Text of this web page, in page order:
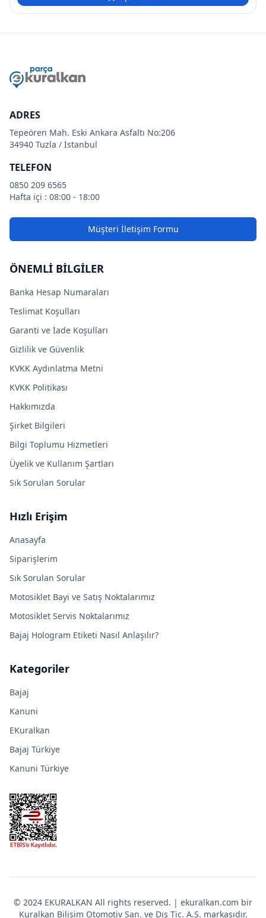
ADRES
Tepeören Mah. Eski Ankara Asfaltı No:206
34940 Tuzla / İstanbul
TELEFON
0850 209 6565
Hafta içi : 08:00 - 18:00
Müşteri İletişim Formu
ÖNEMLİ BİLGİLER
Banka Hesap Numaraları
Teslimat Koşulları
Garanti ve İade Koşulları
Gizlilik ve Güvenlik
KVKK Aydınlatma Metni
KVKK Politikası
Hakkımızda
Şirket Bilgileri
Bilgi Toplumu Hizmetleri
Üyelik ve Kullanım Şartları
Sık Sorulan Sorular
Hızlı Erişim
Anasayfa
Siparişlerim
Sık Sorulan Sorular
Motosiklet Bayi ve Satış Noktalarımız
Motosiklet Servis Noktalarımız
Bajaj Hologram Etiketi Nasıl Anlaşılır?
Kategoriler
Bajaj
Kanuni
EKuralkan
Bajaj Türkiye
Kanuni Türkiye
© 2024 EKURALKAN All rights reserved. | ekuralkan.com bir
Kuralkan Bilişim Otomotiv San. ve Dış Tic. A.Ş. markasıdır.